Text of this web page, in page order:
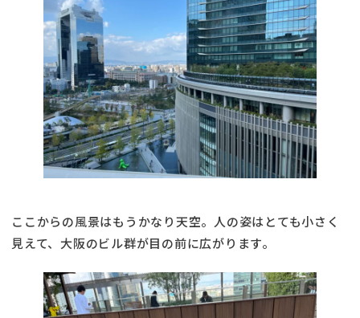
ここからの風景はもうかなり天空。人の姿はとても小さく
見えて、大阪のビル群が目の前に広がります。